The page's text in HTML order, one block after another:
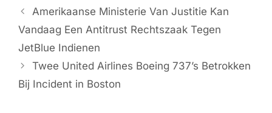
Amerikaanse Ministerie Van Justitie Kan
Vandaag Een Antitrust Rechtszaak Tegen
JetBlue Indienen
Twee United Airlines Boeing 737’s Betrokken
Bij Incident in Boston